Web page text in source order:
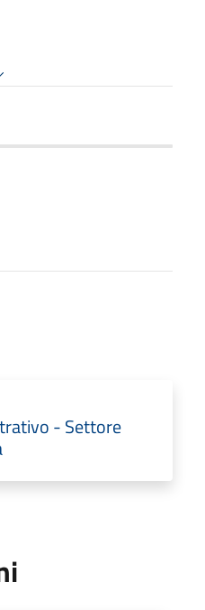
- Settore